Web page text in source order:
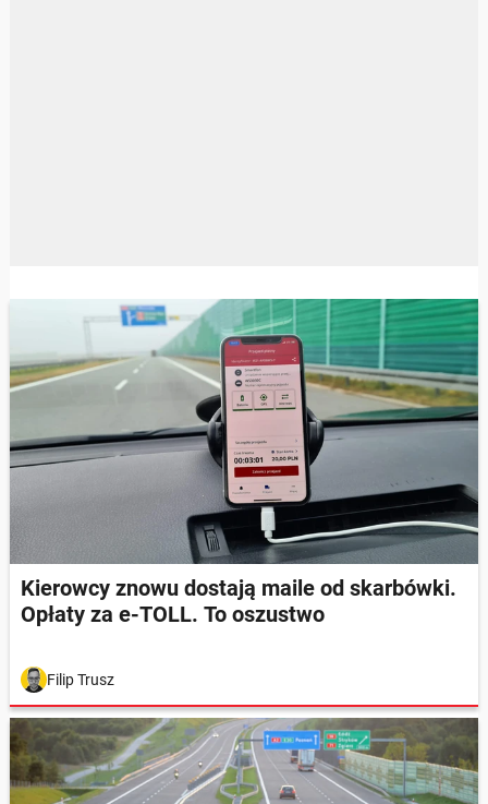
Kierowcy znowu dostają maile od skarbówki.
Opłaty za e-TOLL. To oszustwo
Filip Trusz